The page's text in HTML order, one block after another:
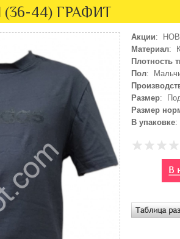
(36-44) ГРАФИТ
Акции:
Материал:
Плотность
Пол:
Размер:
Размер
В упаковке: